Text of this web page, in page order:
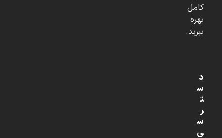
کامل
بهره
ببرید.
د
س
ت
ر
س
ی